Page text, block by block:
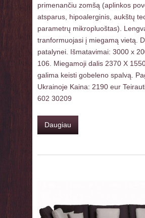
primenančiu zomšą (aplinkos
atsparus, hipoalerginis, aukštų
parametrų mikropluoštas).
tranformuojasi į miegamą vietą.
patalynei. Išmatavimai: 3000 x
106. Miegamoji dalis 2370 X
galima keisti gobeleno spalvą.
Ukrainoje Kaina: 2190 eur
602 30209
Daugiau